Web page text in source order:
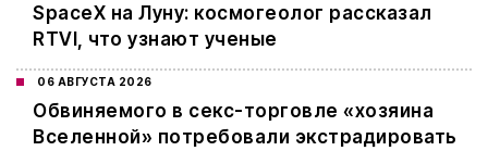
SpaceX на Луну: космогеолог рассказал
RTVI, что узнают ученые
06 АВГУСТА 2026
Обвиняемого в секс-торговле «хозяина
Вселенной» потребовали экстрадировать